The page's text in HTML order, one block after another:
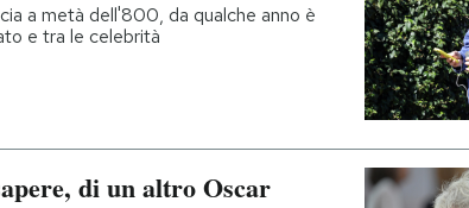
a metà dell'800, da qualche anno è
e tra le celebrità
di un altro Oscar